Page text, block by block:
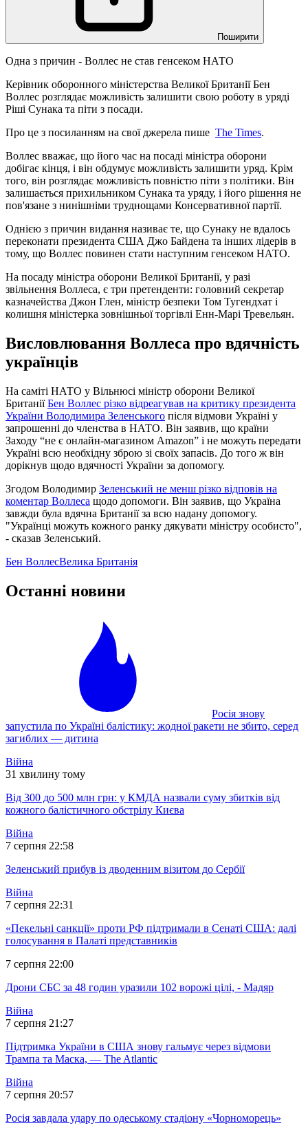
Поширити
Одна з причин - Воллес не став генсеком НАТО
Керівник оборонного міністерства Великої Британії Бен
Воллес розглядає можливість залишити свою роботу в уряді
Ріші Сунака та піти з посади.
Про це з посиланням на свої джерела пише The Times.
Воллес вважає, що його час на посаді міністра оборони
добігає кінця, і він обдумує можливість залишити уряд. Крім
того, він розглядає можливість повністю піти з політики. Він
залишається прихильником Сунака та уряду, і його рішення не
пов'язане з нинішніми труднощами Консервативної партії.
Однією з причин видання називає те, що Сунаку не вдалось
переконати президента США Джо Байдена та інших лідерів в
тому, що Воллес повинен стати наступним генсеком НАТО.
На посаду міністра оборони Великої Британії, у разі
звільнення Воллеса, є три претенденти: головний секретар
казначейства Джон Глен, міністр безпеки Том Тугендхат і
колишня міністерка зовнішньої торгівлі Енн-Марі Тревельян.
Висловлювання Воллеса про вдячність
українців
На саміті НАТО у Вільнюсі міністр оборони Великої
БританіїБен Воллес різко відреагував на критику президента
України Володимира Зеленського після відмови Україні у
запрошенні до членства в НАТО. Він заявив, що країни
Заходу “не є онлайн-магазином Amazon” і не можуть передати
Україні всю необхідну зброю зі своїх запасів. До того ж він
дорікнув щодо вдячності України за допомогу.
Згодом Володимир Зеленський не менш різко відповів на
коментар Воллеса щодо допомоги. Він заявив, що Україна
завжди була вдячна Британії за всю надану допомогу.
"Українці можуть кожного ранку дякувати міністру особисто",
- сказав Зеленський.
Бен ВоллесВелика Британія
Останні новини
Росія знову
запустила по Україні балістику: жодної ракети не збито, серед
загиблих — дитина
Війна
31 хвилину тому
Від 300 до 500 млн грн: у КМДА назвали суму збитків від
кожного балістичного обстрілу Києва
Війна
7 серпня 22:58
Зеленський прибув із дводенним візитом до Сербії
Війна
7 серпня 22:31
«Пекельні санкції» проти РФ підтримали в Сенаті США: далі
голосування в Палаті представників
7 серпня 22:00
Дрони СБС за 48 годин уразили 102 ворожі цілі, - Мадяр
Війна
7 серпня 21:27
Підтримка України в США знову гальмує через відмови
Трампа та Маска, — The Atlantic
Війна
7 серпня 20:57
Росія завдала удару по одеському стадіону «Чорноморець»